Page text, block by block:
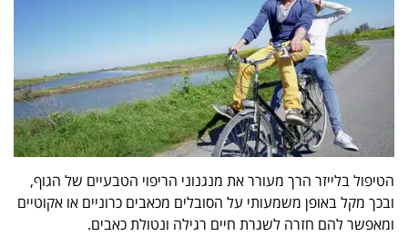
הטיפול בלייזר הרך מעורר את מנגנוני הריפוי הטבעיים של הגוף,
ובכך מקל באופן משמעותי על הסובלים מכאבים כרוניים או אקוטיים
ומאפשר להם חזרה לשגרת חיים רגילה ונטולת כאבים.